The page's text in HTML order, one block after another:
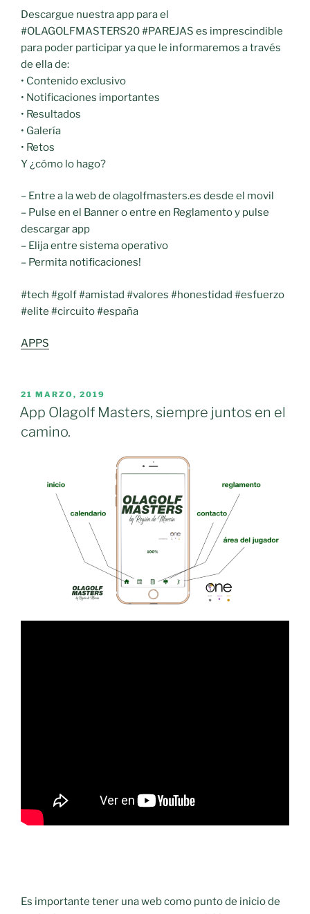
Descargue nuestra app para el
#OLAGOLFMASTERS20 #PAREJAS es imprescindible
para poder participar ya que le informaremos a través
de ella de:
• Contenido exclusivo
• Notificaciones importantes
• Resultados
• Galería
• Retos
Y ¿cómo lo hago?
– Entre a la web de olagolfmasters.es desde el movil
– Pulse en el Banner o entre en Reglamento y pulse
descargar app
– Elija entre sistema operativo
– Permita notificaciones!
#tech #golf #amistad #valores #honestidad #esfuerzo
#elite #circuito #españa
APPS
PUBLICADO
EL
21 MARZO, 2019
App Olagolf Masters, siempre juntos en el
camino.
Es importante tener una web como punto de inicio de